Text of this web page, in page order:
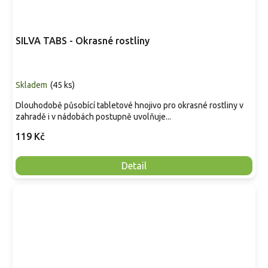
SILVA TABS - Okrasné rostliny
Skladem (45 ks)
119 Kč
Detail
Dlouhodobě působící tabletové hnojivo pro okrasné rostliny v
zahradě i v nádobách postupně uvolňuje...